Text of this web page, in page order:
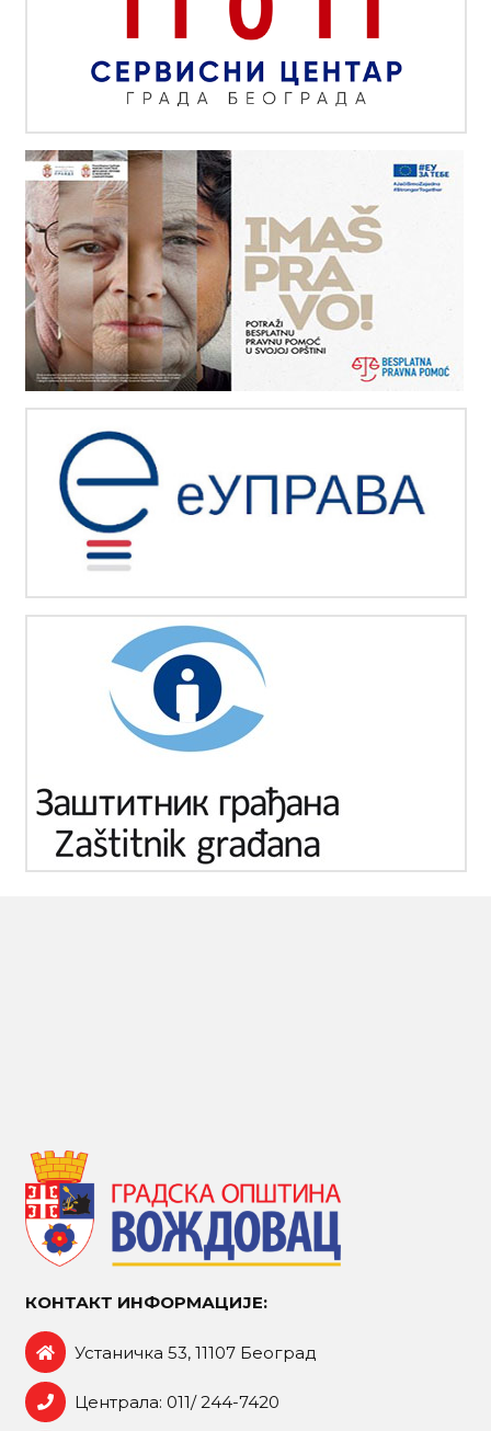
КОНТАКТ ИНФОРМАЦИЈЕ:
Устаничка 53, 11107 Београд
Централа: 011/ 244-7420